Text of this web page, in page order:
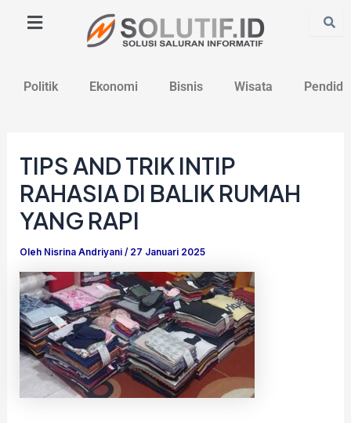
Politik Ekonomi Bisnis Wisata
TIPS AND TRIK INTIP
RAHASIA DI BALIK RUMAH
YANG RAPI
Oleh Nisrina Andriyani/ 27 Januari 2025
navigation